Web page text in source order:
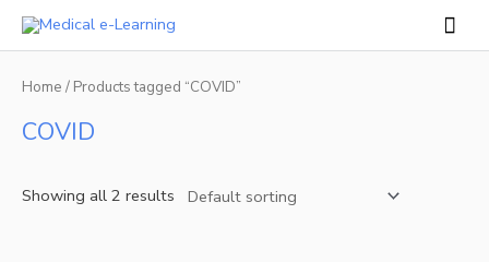
Skip
Home / Products tagged “COVID”
COVID
Showing all 2 results